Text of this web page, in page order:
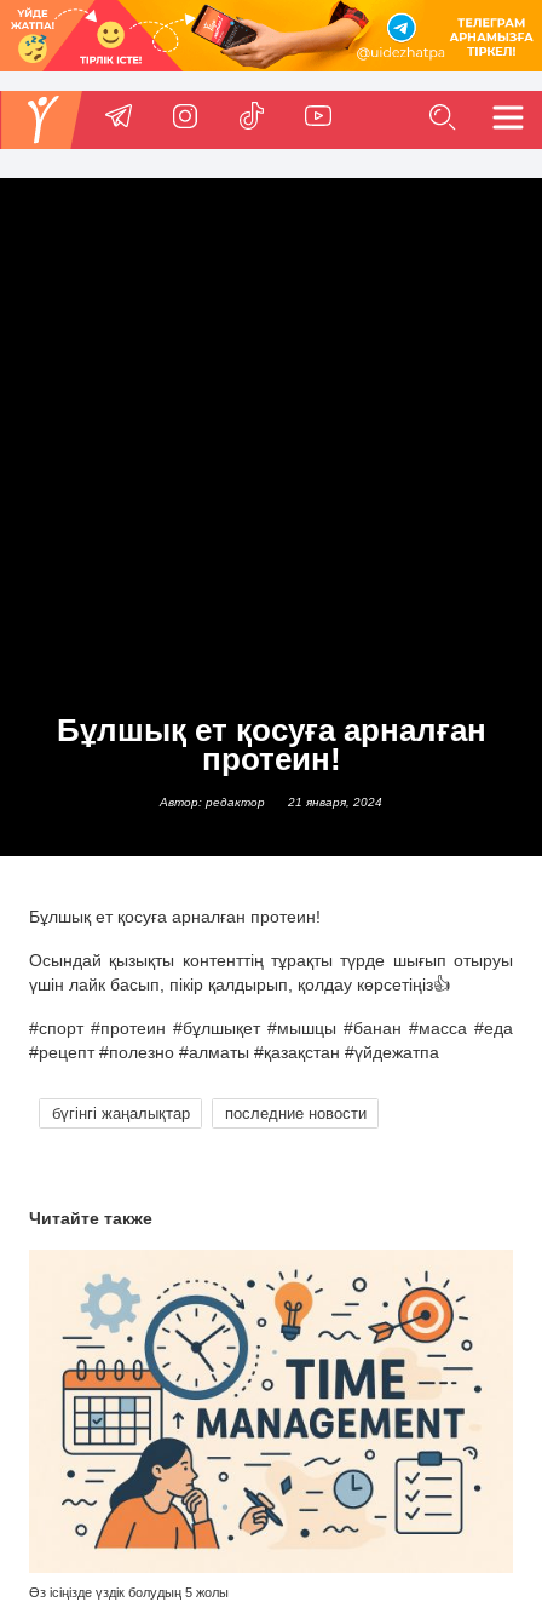
Бұлшық ет қосуға арналған
протеин!
Автор: редактор 21 января, 2024
Бұлшық ет қосуға арналған протеин!
Осындай қызықты контенттің тұрақты түрде шығып отыруы
үшін лайк басып, пікір қалдырып, қолдау көрсетіңіз👍
#спорт #протеин #бұлшықет #мышцы #банан #масса #еда
#рецепт #полезно #алматы #қазақстан #үйдежатпа
бүгінгі жаңалықтар последние новости
Читайте также
Өз ісіңізде үздік болудың 5 жолы